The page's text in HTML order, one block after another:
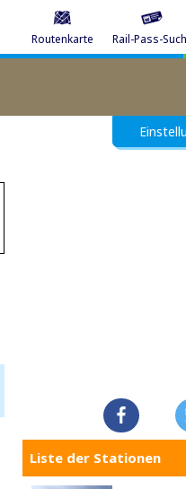
Routenkarte Rail-Pass-
Liste der Stationen